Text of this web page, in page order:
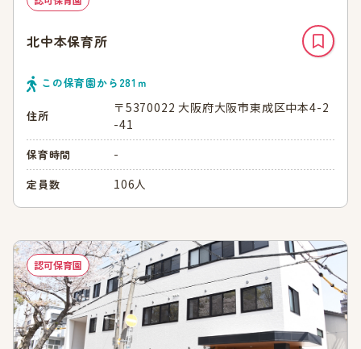
北中本保育所
この保育園から 281 ｍ
住所
〒5370022 大阪府大阪市東成区中本4-2
-41
保育時間 -
定員数 106人
認可保育園